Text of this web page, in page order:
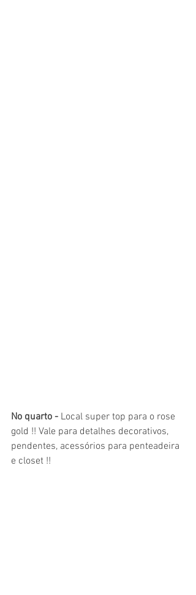
No quarto - Local super top para o rose
gold !! Vale para detalhes decorativos,
pendentes, acessórios para penteadeira
e closet !!